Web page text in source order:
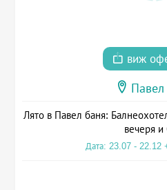
виж
Лято в Павел баня:
вечеря
Дата: 23.07 - 22.12